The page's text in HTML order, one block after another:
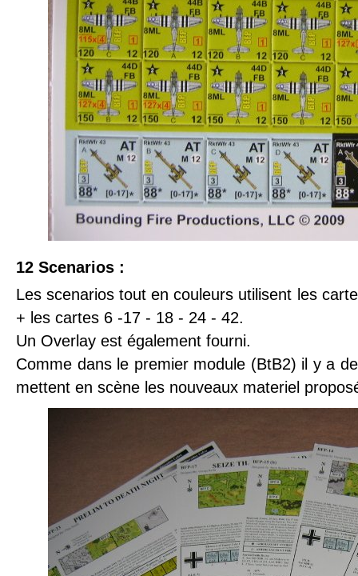
12 Scenarios :
Les scenarios tout en couleurs utilisent les
+ les cartes 6 -17 - 18 - 24 - 42.
Un Overlay est également fourni.
Comme dans le premier module (BtB2) il y a
mettent en scène les nouveaux materiel